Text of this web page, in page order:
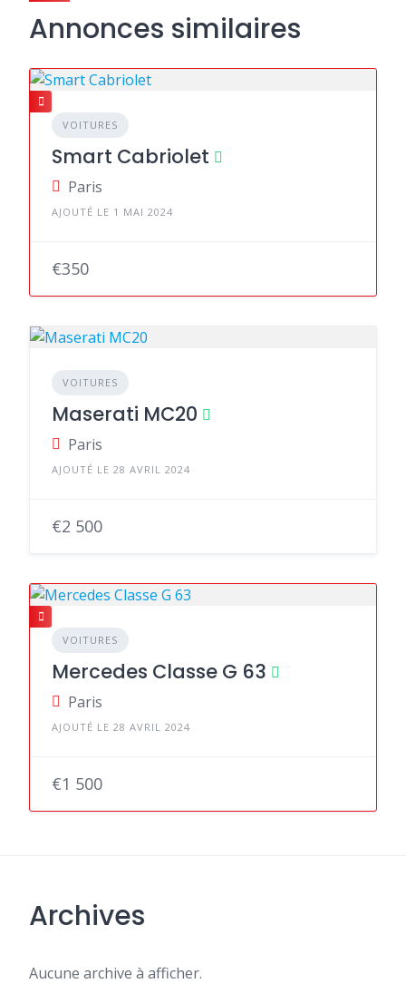
Annonces similaires
VOITURES
Smart Cabriolet
Paris
AJOUTÉ LE 1 MAI 2024
€350
VOITURES
Maserati MC20
Paris
AJOUTÉ LE 28 AVRIL 2024
€2 500
VOITURES
Mercedes Classe G 63
Paris
AJOUTÉ LE 28 AVRIL 2024
€1 500
Archives
Aucune archive à afficher.